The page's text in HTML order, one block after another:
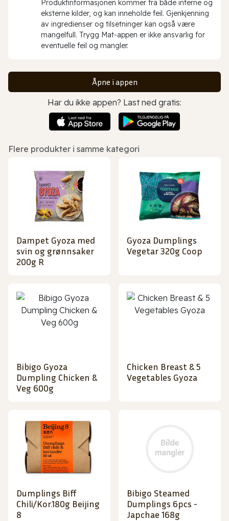
Produktinformasjonen kommer fra både interne og
eksterne kilder, og kan inneholde feil. Gjenkjenning
av ingredienser og tilsetninger kan også være
mangelfull. Trygg Mat-appen er ikke ansvarlig for
eventuelle feil og mangler.
Åpne i appen
Har du ikke appen? Last ned gratis:
Flere produkter i samme kategori
Dampet Gyoza med
svin og grønnsaker
200g R
Gyoza Dumplings
Vegetar 320g Coop
Bibigo Gyoza
Dumpling Chicken &
Veg 600g
Chicken Breast & 5
Vegetables Gyoza
Dumplings Biff
Chili/Kor.180g Beijing
8
Bibigo Steamed
Dumplings 6pcs -
Japchae 168g